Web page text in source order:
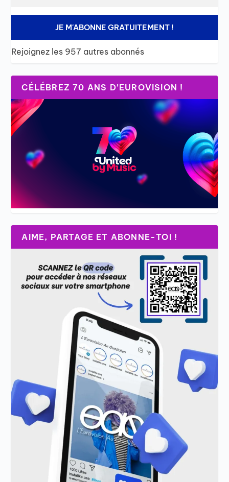
JE M'ABONNE GRATUITEMENT !
Rejoignez les 957 autres abonnés
CÉLÉBREZ 70 ANS D’EUROVISION !
AIME, PARTAGE ET ABONNE-TOI !